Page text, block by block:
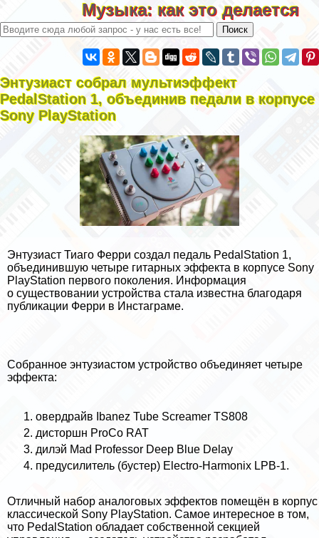
Музыка: как это делается
Энтузиаст собрал мультиэффект
PedalStation 1, объединив педали в корпусе
Sony PlayStation
Энтузиаст Тиаго Ферри создал педаль PedalStation 1,
объединившую четыре гитарных эффекта в корпусе Sony
PlayStation первого поколения. Информация
о существовании устройства стала известна благодаря
публикации Ферри в Инстаграме.
Собранное энтузиастом устройство объединяет четыре
эффекта:
овердрайв Ibanez Tube Screamer TS808
дисторшн ProCo RAT
дилэй Mad Professor Deep Blue Delay
предусилитель (бустер) Electro-Harmonix LPB-1.
Отличный набор аналоговых эффектов помещён в корпус
классической Sony PlayStation. Самое интересное в том,
что PedalStation обладает собственной секцией